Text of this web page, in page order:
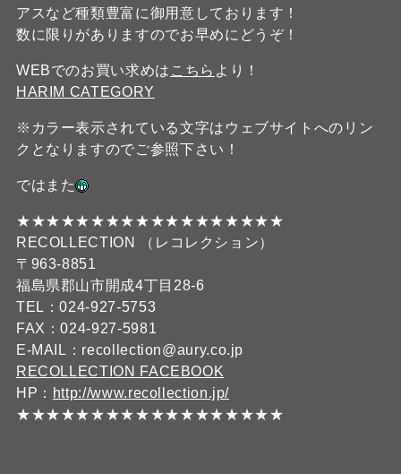
アスなど種類豊富に御用意しております！
数に限りがありますのでお早めにどうぞ！
WEBでのお買い求めは こちら より！
HARIM CATEGORY
※カラー表示されている文字はウェブサイトへのリン
クとなりますのでご参照下さい！
ではまた
★★★★★★★★★★★★★★★★★★
RECOLLECTION （レコレクション）
〒963-8851
福島県郡山市開成4丁目28-6
TEL：024-927-5753
FAX：024-927-5981
E-MAIL：recollection@aury.co.jp
RECOLLECTION FACEBOOK
HP： http://www.recollection.jp/
★★★★★★★★★★★★★★★★★★